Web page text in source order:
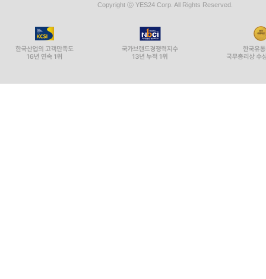
Copyright ⓒ YES24 Corp. All Rights Reserved.